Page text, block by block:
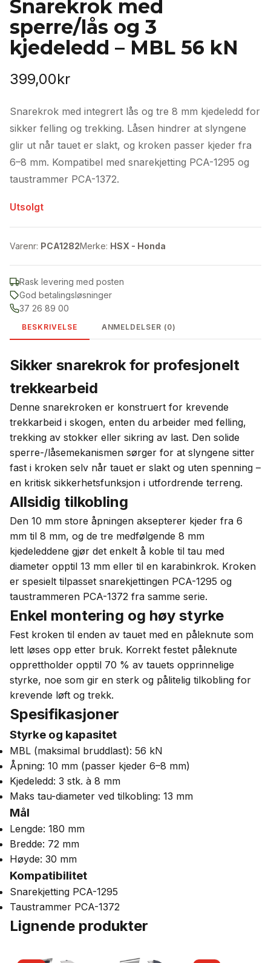
Snarekrok med
sperre/lås og 3
kjedeledd – MBL 56 kN
399,00kr
Snarekrok med integrert lås og tre 8 mm kjedeledd for
sikker felling og trekking. Låsen hindrer at slyngene
glir ut når tauet er slakt, og kroken passer kjeder fra
6–8 mm. Kompatibel med snarekjetting PCA-1295 og
taustrammer PCA-1372.
Utsolgt
Varenr: PCA1282Merke: HSX - Honda
Rask levering med posten
God betalingsløsninger
37 26 89 00
BESKRIVELSE ANMELDELSER (0)
Sikker snarekrok for profesjonelt
trekkearbeid
Denne snarekroken er konstruert for krevende
trekkarbeid i skogen, enten du arbeider med felling,
trekking av stokker eller sikring av last. Den solide
sperre-/låsemekanismen sørger for at slyngene sitter
fast i kroken selv når tauet er slakt og uten spenning –
en kritisk sikkerhetsfunksjon i utfordrende terreng.
Allsidig tilkobling
Den 10 mm store åpningen aksepterer kjeder fra 6
mm til 8 mm, og de tre medfølgende 8 mm
kjedeleddene gjør det enkelt å koble til tau med
diameter opptil 13 mm eller til en karabinkrok. Kroken
er spesielt tilpasset snarekjettingen PCA-1295 og
taustrammeren PCA-1372 fra samme serie.
Enkel montering og høy styrke
Fest kroken til enden av tauet med en påleknute som
lett løses opp etter bruk. Korrekt festet påleknute
opprettholder opptil 70 % av tauets opprinnelige
styrke, noe som gir en sterk og pålitelig tilkobling for
krevende løft og trekk.
Spesifikasjoner
Styrke og kapasitet
MBL (maksimal bruddlast): 56 kN
Åpning: 10 mm (passer kjeder 6–8 mm)
Kjedeledd: 3 stk. à 8 mm
Maks tau-diameter ved tilkobling: 13 mm
Mål
Lengde: 180 mm
Bredde: 72 mm
Høyde: 30 mm
Kompatibilitet
Snarekjetting PCA-1295
Taustrammer PCA-1372
Lignende produkter